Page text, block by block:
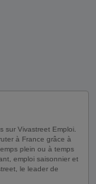
sur Vivastreet Emploi.
à France grâce à
plein ou à temps
emploi saisonnier et
le leader de